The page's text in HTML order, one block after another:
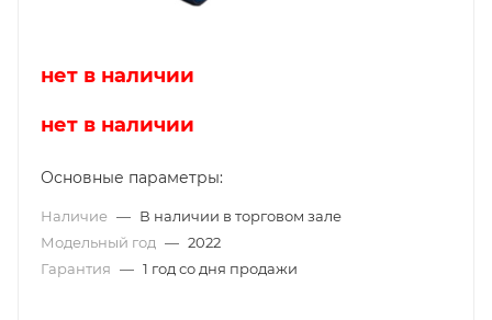
нет в наличии
нет в наличии
Основные параметры:
Наличие — В наличии в торговом зале
Модельный год — 2022
Гарантия — 1 год со дня продажи